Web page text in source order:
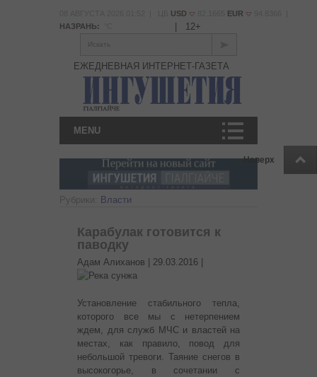
Наверх
USD EUR
НАЗРАНЬ:
12+
Искать
ЕЖЕДНЕВНАЯ ИНТЕРНЕТ-ГАЗЕТА
MENU
Рубрики: Власти
Карабулак готовится к
паводку
Адам Алиханов | 29.03.2016
Установление стабильного тепла,
которого все мы с нетерпением
ждем, для служб МЧС и властей на
местах, как правило, повод для
небольшой тревоги. Таяние снегов в
высокогорье, в сочетании с